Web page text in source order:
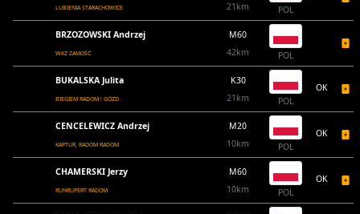
LUBIENIA STARACHOWICE
21km
POL
BRZOZOWSKI Andrzej
WKZ ZAMOŚĆ
M60
42km
POL
BUKALSKA Julita
BIEGIEM RADOM ! GÓZD
K30
21km
POL
OK
CENCELEWICZ Andrzej
KAPTUR, RADOM RADOM
M20
10km
POL
OK
CHAMERSKI Jerzy
RUNRUPERT RADOM
M60
10km
POL
OK